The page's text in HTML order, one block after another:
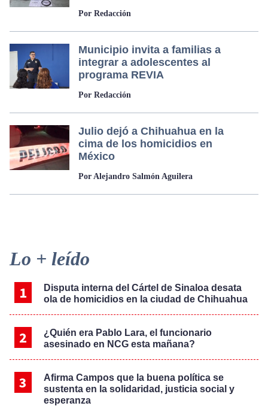
Por Redacción
Municipio invita a familias a
integrar a adolescentes al
programa REVIA
Por Redacción
Julio dejó a Chihuahua en la
cima de los homicidios en
México
Por Alejandro Salmón Aguilera
Primary
Sidebar
Lo + leído
Disputa interna del Cártel de Sinaloa desata
ola de homicidios en la ciudad de Chihuahua
¿Quién era Pablo Lara, el funcionario
asesinado en NCG esta mañana?
Afirma Campos que la buena política se
sustenta en la solidaridad, justicia social y
esperanza